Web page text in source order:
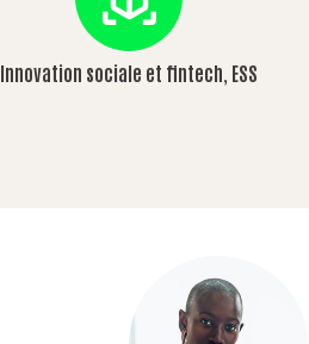
Innovation sociale et fintech, ESS